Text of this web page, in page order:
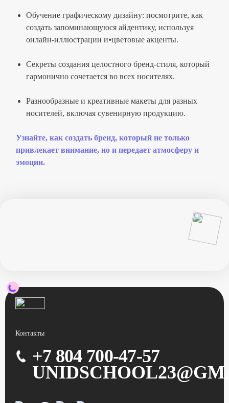
Обучение графическому дизайну: посмотрите, как
создать запоминающуюся айдентику, используя
онлайн-иллюстрации и⦁цветовые акценты.
Секреты создания целостного бренд-стиля, который
гармонично сочетается во всех носителях.
Разнообразные и креативные макеты для разных
носителей, включая сувенирную продукцию.
Узнайте, как создать бренд, который не только
привлекает внимание, но и передает атмосферу и
эмоции.
Контакты
+7 804 700-47-57